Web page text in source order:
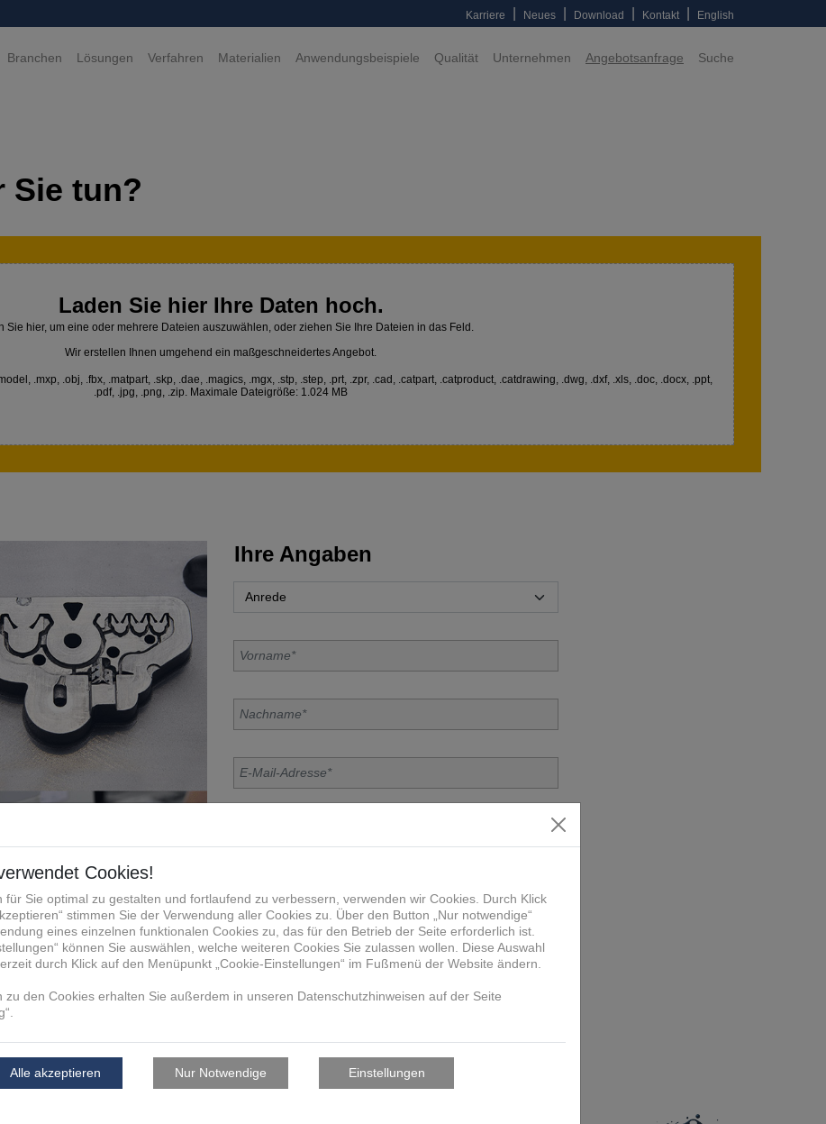
Karriere Neues Download Kontakt English
Branchen Lösungen Verfahren Materialien Anwendungsbeispiele Qualität Unternehmen Angebotsanfrage Suche
Sie tun?
Laden Sie hier Ihre Daten hoch.
Sie hier, um eine oder mehrere Dateien auszuwählen, oder ziehen Sie Ihre Dateien in das Feld.
Wir erstellen Ihnen umgehend ein maßgeschneidertes Angebot.
.mxp, .obj, .fbx, .matpart, .skp, .dae, .magics, .mgx, .stp, .step, .prt, .zpr, .cad, .catpart, .catproduct, .catdrawing, .dwg, .dxf, .xls, .doc, .docx, .ppt,
.pdf, .jpg, .png, .zip. Maximale Dateigröße: 1.024 MB
Group die von mir
verwendet, mit mir anlässlich
hierüber zu kommunizieren und
Ihre Angaben